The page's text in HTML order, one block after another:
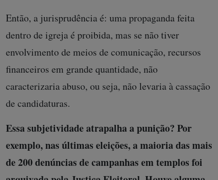
Então, a jurisprudência é: uma propaganda feita
dentro de igreja é proibida, mas se não tiver
envolvimento de meios de comunicação, recursos
financeiros em grande quantidade, não
caracterizaria abuso, ou seja, não levaria à cassação
de candidaturas.
Essa subjetividade atrapalha a punição? Por
exemplo, nas últimas eleições, a maioria das mais
de 200 denúncias de campanhas em templos foi